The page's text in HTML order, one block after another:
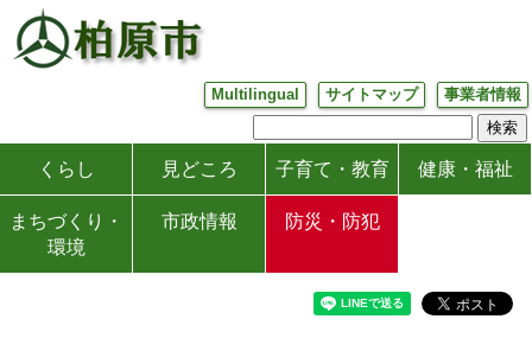
Multilingual サイトマップ 事業者情報
くらし 見どころ 子育て・教育 健康・福祉
まちづくり・
環境
市政情報 防災・防犯